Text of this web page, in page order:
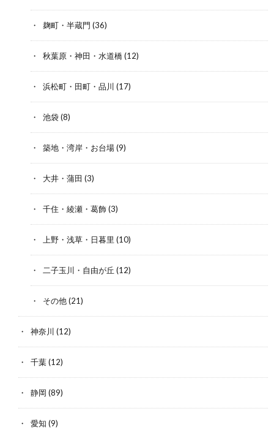
麹町・半蔵門 (36)
秋葉原・神田・水道橋(12)
浜松町・田町・品川 (17)
池袋(8)
築地・湾岸・お台場(9)
大井・蒲田 (3)
千住・綾瀬・葛飾(3)
上野・浅草・日暮里 (10)
二子玉川・自由が丘 (12)
その他(21)
神奈川 (12)
千葉(12)
静岡 (89)
愛知 (9)